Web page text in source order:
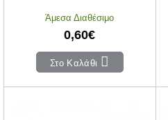
Άμεσα Διαθέσιμο
0,60€
Στο Καλάθι